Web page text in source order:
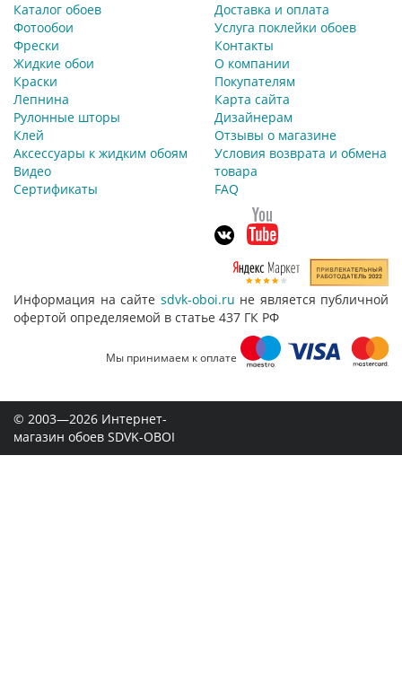
Каталог обоев
Фотообои
Фрески
Жидкие обои
Краски
Лепнина
Рулонные шторы
Клей
Аксессуары к жидким обоям
Видео
Сертификаты
Доставка и оплата
Услуга поклейки обоев
Контакты
О компании
Покупателям
Карта сайта
Дизайнерам
Отзывы о магазине
Условия возврата и обмена
товара
FAQ
Информация на сайте sdvk-oboi.ru не является публичной
офертой определяемой в статье 437 ГК РФ
Мы принимаем к оплате
© 2003—2026 Интернет-
магазин обоев SDVK-OBOI